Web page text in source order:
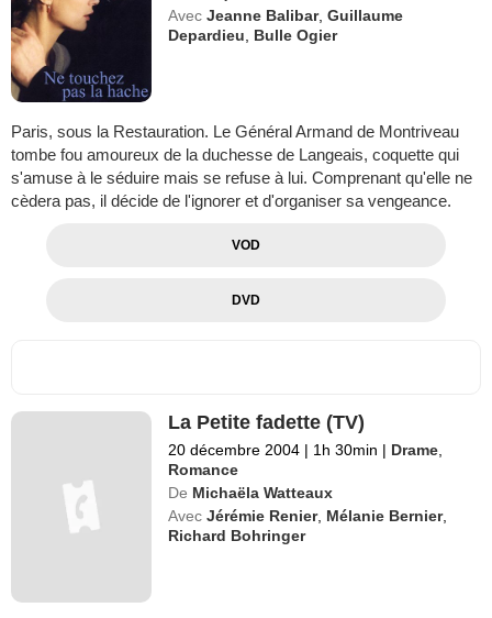
Avec Jeanne Balibar,Guillaume
Depardieu
Bulle Ogier
Paris, sous la Restauration. Le Général Armand de Montriveau
tombe fou amoureux de la duchesse de Langeais, coquette qui
s'amuse à le séduire mais se refuse à lui. Comprenant qu'elle ne
cèdera pas, il décide de l'ignorer et d'organiser sa vengeance.
VOD
DVD
La Petite fadette (TV)
20 décembre 2004 | 1h 30min | Drame
Romance
De Michaëla Watteaux
Avec Jérémie Renier, Mélanie Bernier,
Richard Bohringer